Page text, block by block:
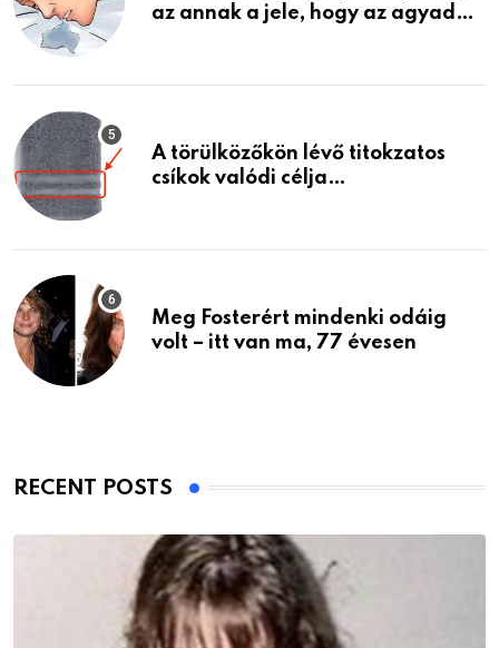
az annak a jele, hogy az agyad…
A törülközőkön lévő titokzatos
csíkok valódi célja…
Meg Fosterért mindenki odáig
volt – itt van ma, 77 évesen
RECENT POSTS